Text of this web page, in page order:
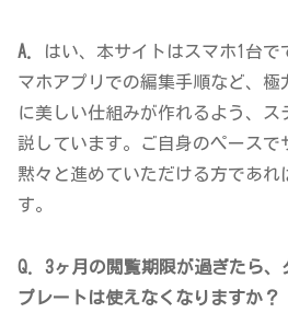
A.
はい、本サイトはスマホ1台で
マホアプリでの編集手順など、極
に美しい仕組みが作れるよう、ス
説しています。ご自身のペースで
黙々と進めていただける方であれ
す。
Q. 3ヶ月の閲覧期限が過ぎたら、
プレートは使えなくなりますか？